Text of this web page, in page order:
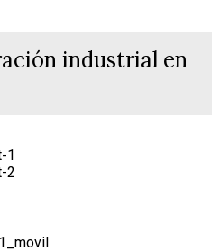
industrial en